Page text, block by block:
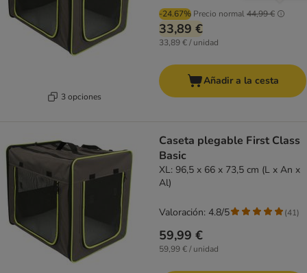
3 opciones
-24.67% Precio normal44,99 €
33,89 €
33,89 € / unidad
Añadir a la cesta
Caseta plegable First Class
Basic
XL: 96,5 x 66 x 73,5 cm (L x An x
Al)
59,99 €
59,99 € / unidad
Valoración: 4.8/5 (41)